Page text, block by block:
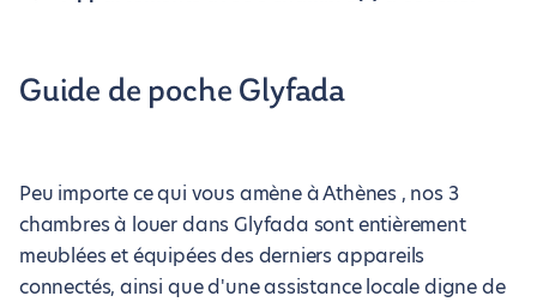
Guide de poche Glyfada
Peu importe ce qui vous amène à Athènes , nos 3
chambres à louer dans Glyfada sont entièrement
meublées et équipées des derniers appareils
connectés, ainsi que d'une assistance locale digne de